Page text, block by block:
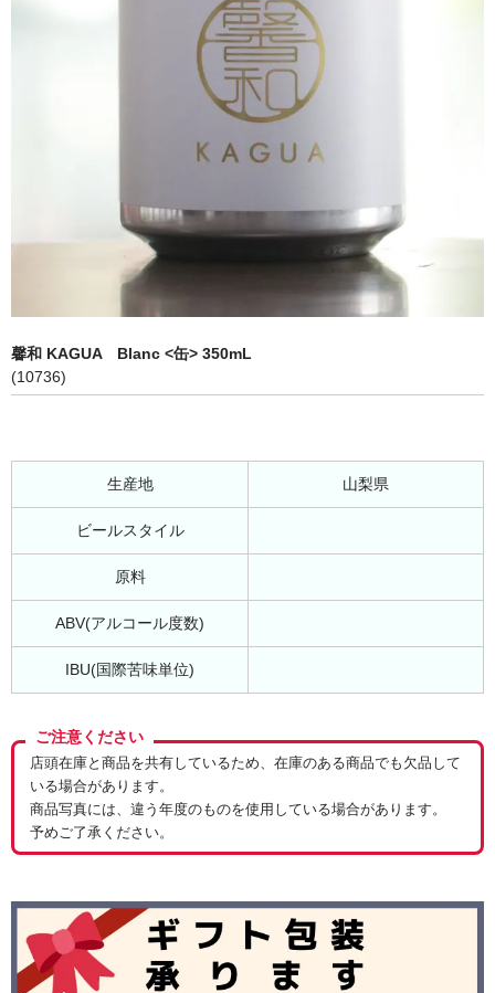
馨和 KAGUA Blanc <缶> 350mL
(10736)
生産地 山梨県
ビールスタイル
原料
ABV(アルコール度数)
IBU(国際苦味単位)
ご注意ください
店頭在庫と商品を共有しているため、在庫のある商品でも欠品して
いる場合があります。
商品写真には、違う年度のものを使用している場合があります。
予めご了承ください。